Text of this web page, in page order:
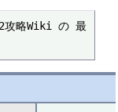
2攻略Wiki の 最